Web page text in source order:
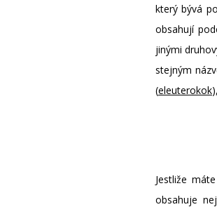
který bývá
obsahují
jinými
stejným
(eleuterokok),
Jestliže
obsahuje